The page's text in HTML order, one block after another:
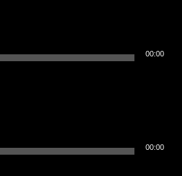
00:00
00:00